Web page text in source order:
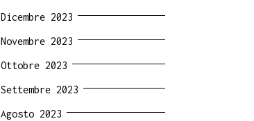
Dicembre 2023
Novembre 2023
Ottobre 2023
Settembre 2023
Agosto 2023